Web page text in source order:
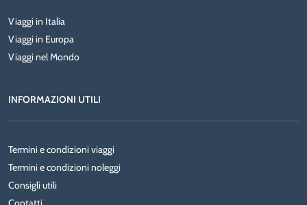
Viaggi in Italia
Viaggi in Europa
Viaggi nel Mondo
INFORMAZIONI UTILI
Termini e condizioni viaggi
Termini e condizioni noleggi
Consigli utili